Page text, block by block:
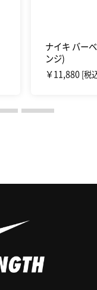
ナイキ バー
ンジ)
￥11,880 [税